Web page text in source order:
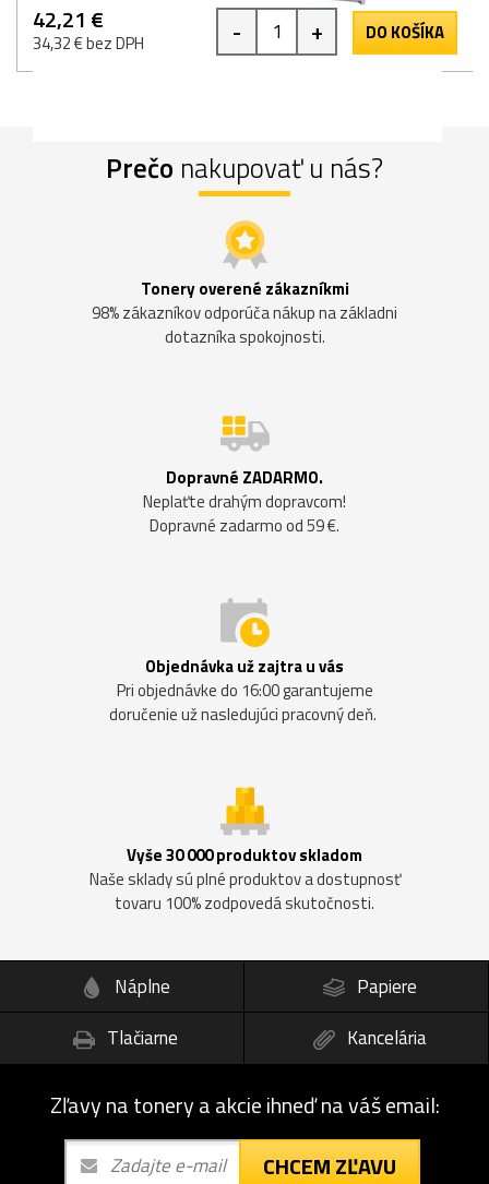
42,21 €
34,32 € bez DPH - + DO KOŠÍKA
Prečo nakupovať u nás?
Tonery overené zákazníkmi
98% zákazníkov odporúča nákup na základni
dotazníka spokojnosti.
Dopravné ZADARMO.
Neplaťte drahým dopravcom!
Dopravné zadarmo od 59 €.
Objednávka už zajtra u vás
Pri objednávke do 16:00 garantujeme
doručenie už nasledujúci pracovný deň.
Vyše 30 000 produktov skladom
Naše sklady sú plné produktov a dostupnosť
tovaru 100% zodpovedá skutočnosti.
Náplne
Papiere
Tlačiarne
Kancelária
Zľavy na tonery a akcie ihneď na váš email:
CHCEM ZĽAVU